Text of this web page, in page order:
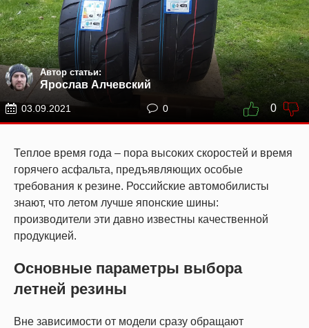
Автор статьи:
Ярослав Алчевский
03.09.2021 0 0
Теплое время года – пора высоких скоростей и время
горячего асфальта, предъявляющих особые
требования к резине. Российские автомобилисты
знают, что летом лучше японские шины:
производители эти давно известны качественной
продукцией.
Основные параметры выбора
летней резины
Вне зависимости от модели сразу обращают